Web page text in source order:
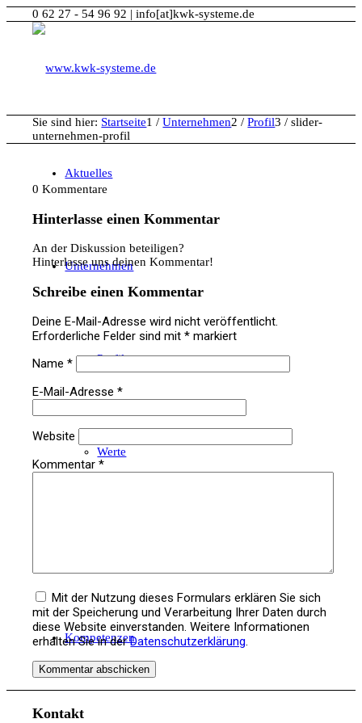
0 62 27 - 54 96 92 | info[at]kwk-systeme.de
Aktuelles
Unternehmen
Profil
Werte
Kompetenzen
Sie sind hier: Startseite1 / Unternehmen2 / Profil3 / slider-
unternehmen-profil
0 Kommentare
Hinterlasse einen Kommentar
An der Diskussion beteiligen?
Hinterlasse uns deinen Kommentar!
Schreibe einen Kommentar
Deine E-Mail-Adresse wird nicht veröffentlicht.
Erforderliche Felder sind mit* markiert
Name*
E-Mail-Adresse*
Website
Kommentar*
Mit der Nutzung dieses Formulars erklären Sie sich
mit der Speicherung und Verarbeitung Ihrer Daten durch
diese Website einverstanden. Weitere Informationen
erhalten Sie in derDatenschutzerklärung.
Kontakt